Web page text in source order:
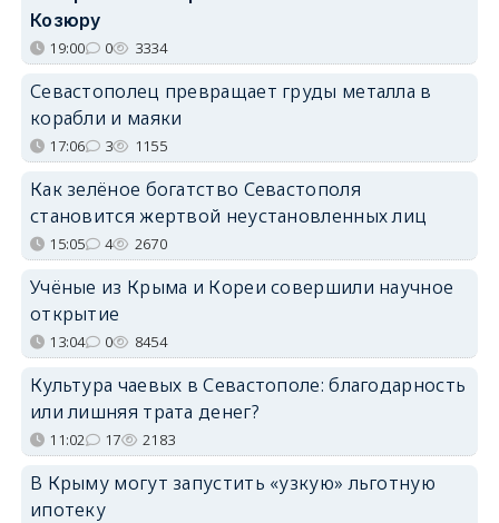
Козюру
19:00 0 3334
Севастополец превращает груды металла в
корабли и маяки
17:06 3 1155
Как зелёное богатство Севастополя
становится жертвой неустановленных лиц
15:05 4 2670
Учёные из Крыма и Кореи совершили научное
открытие
13:04 0 8454
Культура чаевых в Севастополе: благодарность
или лишняя трата денег?
11:02 17 2183
В Крыму могут запустить «узкую» льготную
ипотеку